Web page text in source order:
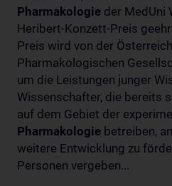
Pharmakologie der MedUni
Heribert-Konzett-Preis
Preis wird von der
Pharmakologischen
um die Leistungen junger
Wissenschafter, die bereits
auf dem Gebiet der
Pharmakologie betreiben,
weitere Entwicklung zu
Personen vergeben...